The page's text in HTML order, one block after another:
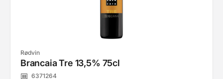
Rødvin
Brancaia Tre 13,5% 75cl
6371264